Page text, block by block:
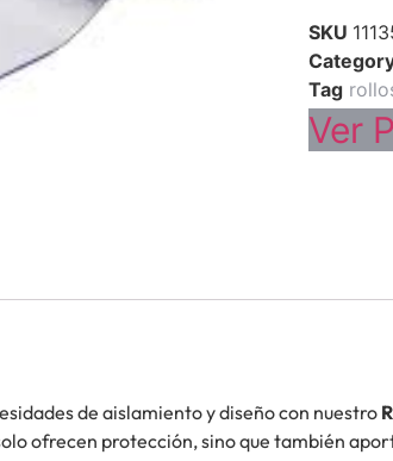
SKU
Tag
Ver
de aislamiento y diseño con nuestro
ofrecen protección, sino que también